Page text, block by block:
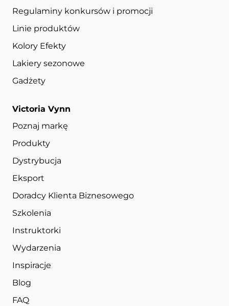
Regulaminy konkursów i promocji
Linie produktów
Kolory Efekty
Lakiery sezonowe
Gadżety
Victoria Vynn
Poznaj markę
Produkty
Dystrybucja
Eksport
Doradcy Klienta Biznesowego
Szkolenia
Instruktorki
Wydarzenia
Inspiracje
Blog
FAQ